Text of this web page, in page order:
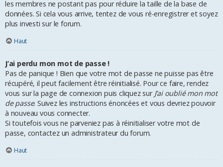
les membres ne postant pas pour réduire la taille de la base de
données. Si cela vous arrive, tentez de vous ré-enregistrer et soyez
plus investi sur le forum.
Haut
J’ai perdu mon mot de passe !
Pas de panique ! Bien que votre mot de passe ne puisse pas être
récupéré, il peut facilement être réinitialisé. Pour ce faire, rendez
vous sur la page de connexion puis cliquez sur J’ai oublié mon mot
de passe. Suivez les instructions énoncées et vous devriez pouvoir
à nouveau vous connecter.
Si toutefois vous ne parveniez pas à réinitialiser votre mot de
passe, contactez un administrateur du forum.
Haut